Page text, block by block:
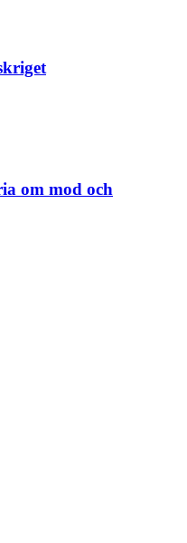
om mod och